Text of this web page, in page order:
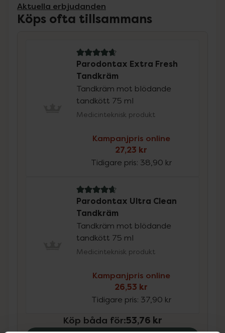
Aktuella erbjudanden
Köps ofta tillsammans
4.8 av 5 i omdöme
Parodontax Extra Fresh
Tandkräm
Tandkräm mot blödande
tandkött 75 ml
Medicinteknisk produkt
Kampanjpris online
27,23 kr
Tidigare pris: 38,90 kr
4.7 av 5 i omdöme
Parodontax Ultra Clean
Tandkräm
Tandkräm mot blödande
tandkött 75 ml
Medicinteknisk produkt
Kampanjpris online
26,53 kr
Tidigare pris: 37,90 kr
Köp båda för:53,76 kr